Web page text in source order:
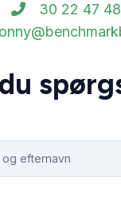
bagved
foran
30 22 47 48